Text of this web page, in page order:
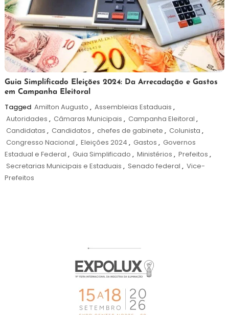
23
de
outubro
de
2024
Redação
Guia Simplificado Eleições 2024: Da Arrecadação e Gastos
em Campanha Eleitoral
Tagged Amilton Augusto , Assembleias Estaduais ,
Autoridades , Câmaras Municipais , Campanha Eleitoral ,
Candidatas , Candidatos , chefes de gabinete , Colunista ,
Congresso Nacional , Eleições 2024 , Gastos , Governos
Estadual e Federal , Guia Simplificado , Ministérios , Prefeitos ,
Secretarias Municipais e Estaduais , Senado federal , Vice-
Prefeitos